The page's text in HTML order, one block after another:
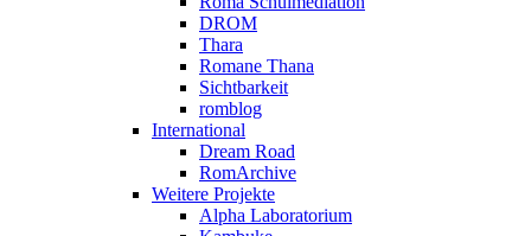
DROM
Thara
Romane Thana
Sichtbarkeit
romblog
International
Dream Road
RomArchive
Weitere Projekte
Alpha Laboratorium